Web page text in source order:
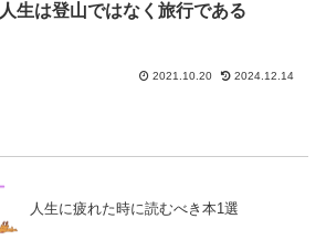
人生は登山ではなく旅行である
2021.10.20 2024.12.14
人生に疲れた時に読むべき本1選